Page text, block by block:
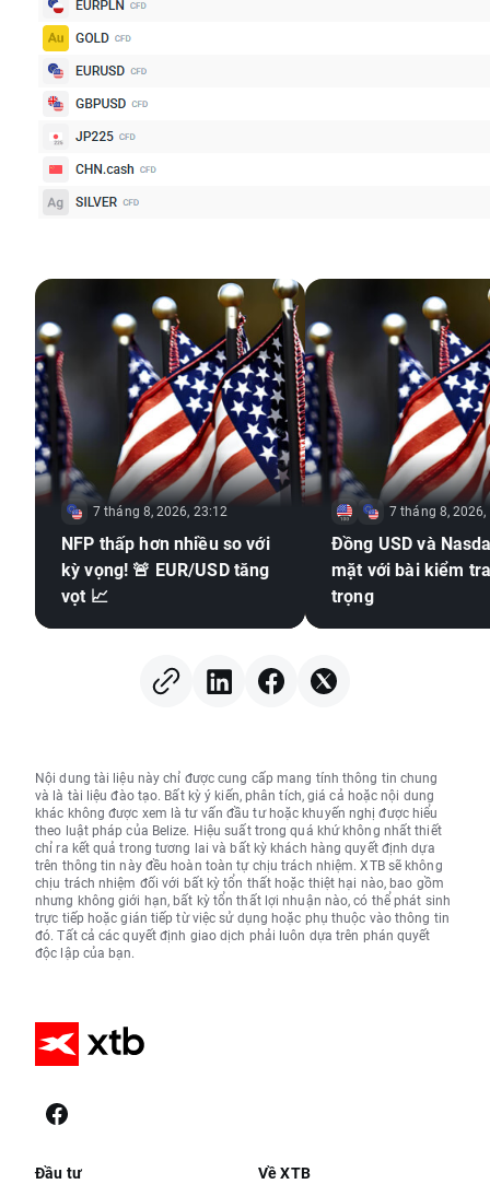
7 tháng 8, 2026, 23:12
NFP thấp hơn nhiều so với
kỳ vọng! 🚨 EUR/USD tăng
vọt 📈
7 tháng 8,
Đồng USD và
mặt với bài kiểm
trọng
Nội dung tài liệu này chỉ được cung cấp mang tính thông tin chung
và là tài liệu đào tạo. Bất kỳ ý kiến, phân tích, giá cả hoặc nội dung
khác không được xem là tư vấn đầu tư hoặc khuyến nghị được hiểu
theo luật pháp của Belize. Hiệu suất trong quá khứ không nhất thiết
chỉ ra kết quả trong tương lai và bất kỳ khách hàng quyết định dựa
trên thông tin này đều hoàn toàn tự chịu trách nhiệm. XTB sẽ không
chịu trách nhiệm đối với bất kỳ tổn thất hoặc thiệt hại nào, bao gồm
nhưng không giới hạn, bất kỳ tổn thất lợi nhuận nào, có thể phát sinh
trực tiếp hoặc gián tiếp từ việc sử dụng hoặc phụ thuộc vào thông tin
đó. Tất cả các quyết định giao dịch phải luôn dựa trên phán quyết
độc lập của bạn.
Đầu tư Về XTB